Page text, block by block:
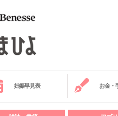
妊娠早見表 お金・